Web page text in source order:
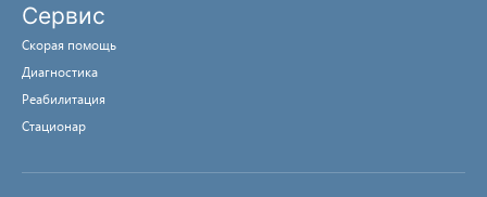
Сервис
Скорая помощь
Диагностика
Реабилитация
Стационар